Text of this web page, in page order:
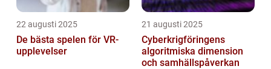
22 augusti 2025
De bästa spelen för VR-
upplevelser
21 augusti 2025
Cyberkrigföringens
algoritmiska dimension
och samhällspåverkan